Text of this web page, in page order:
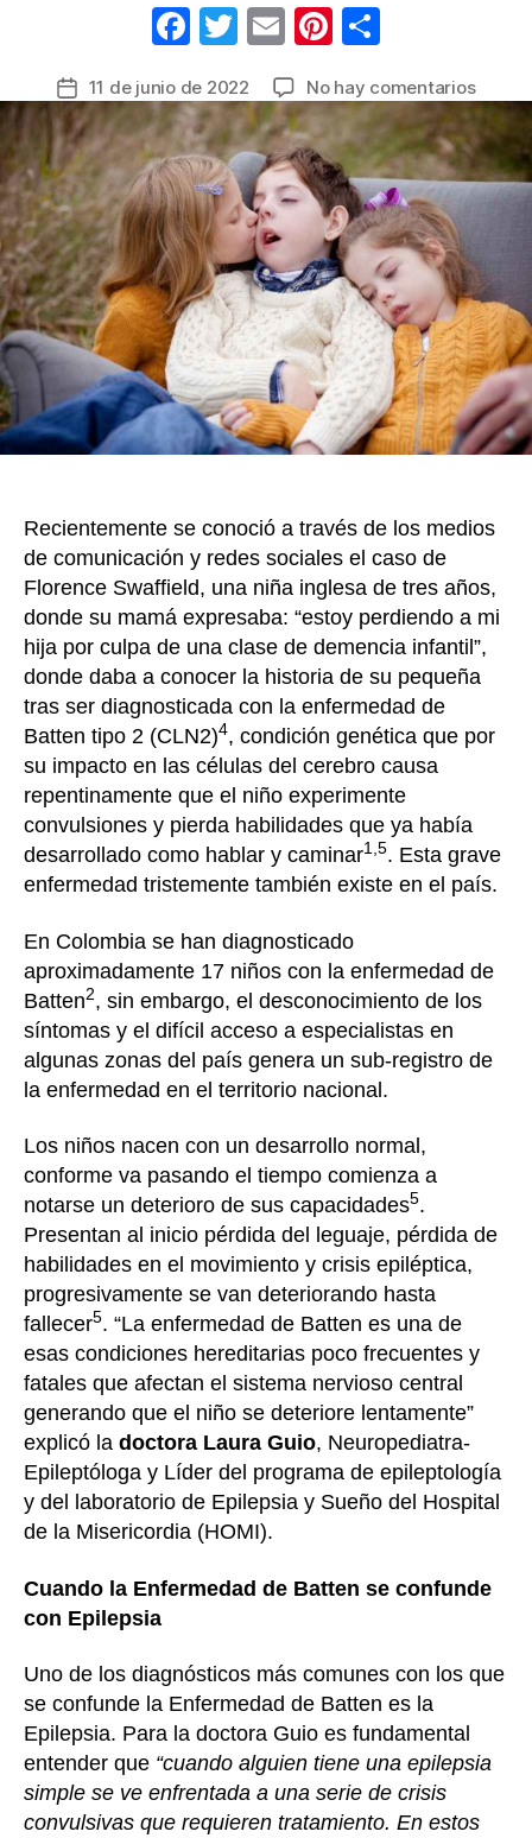
F
c
e
b
o
o
k
T
itt
er
E
ail
Pi
er
e
st
m
p
ar
tir
Fecha
de
la
entrada
11 de junio de 2022 No hay comentariosen
¿Qué
es
la
o
En
hay
al
Recientemente se conoció a través de los medios
de comunicación y redes sociales el caso de
Florence Swaffield, una niña inglesa de tres años,
donde su mamá expresaba: “estoy perdiendo a mi
hija por culpa de una clase de demencia infantil”,
donde daba a conocer la historia de su pequeña
tras ser diagnosticada con la enfermedad de
Batten tipo 2 (CLN2)4, condición genética que por
su impacto en las células del cerebro causa
repentinamente que el niño experimente
convulsiones y pierda habilidades que ya había
desarrollado como hablar y caminar1,5. Esta grave
enfermedad tristemente también existe en el país.
En Colombia se han diagnosticado
aproximadamente 17 niños con la enfermedad de
Batten2, sin embargo, el desconocimiento de los
síntomas y el difícil acceso a especialistas en
algunas zonas del país genera un sub-registro de
la enfermedad en el territorio nacional.
Los niños nacen con un desarrollo normal,
conforme va pasando el tiempo comienza a
notarse un deterioro de sus capacidades5.
Presentan al inicio pérdida del leguaje, pérdida de
habilidades en el movimiento y crisis epiléptica,
progresivamente se van deteriorando hasta
fallecer5. “La enfermedad de Batten es una de
esas condiciones hereditarias poco frecuentes y
fatales que afectan el sistema nervioso central
generando que el niño se deteriore lentamente”
explicó la doctora Laura Guio, Neuropediatra-
Epileptóloga y Líder del programa de epileptología
y del laboratorio de Epilepsia y Sueño del Hospital
de la Misericordia (HOMI).
Cuando la Enfermedad de Batten se confunde
con Epilepsia
Uno de los diagnósticos más comunes con los que
se confunde la Enfermedad de Batten es la
Epilepsia. Para la doctora Guio es fundamental
entender que “cuando alguien tiene una epilepsia
simple se ve enfrentada a una serie de crisis
convulsivas que requieren tratamiento. En estos